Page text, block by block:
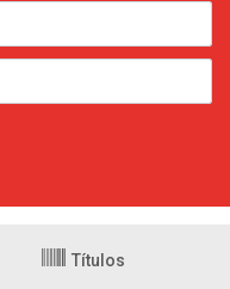
Títulos